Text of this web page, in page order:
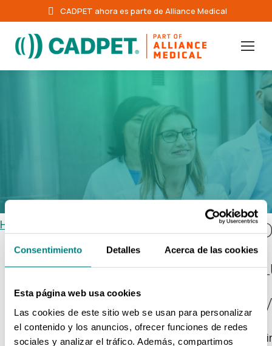
Consentimiento Detalles Acerca de las cookies
Esta página web usa cookies
Las cookies de este sitio web se usan para personalizar
el contenido y los anuncios, ofrecer funciones de redes
sociales y analizar el tráfico. Además, compartimos
CADPET ahora es parte de Alliance Medical
Home